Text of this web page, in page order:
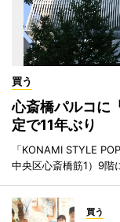
買う
心斎橋パルコに
定で11年ぶり
「KONAMI STYLE
中央区心斎橋筋1）9階
買う